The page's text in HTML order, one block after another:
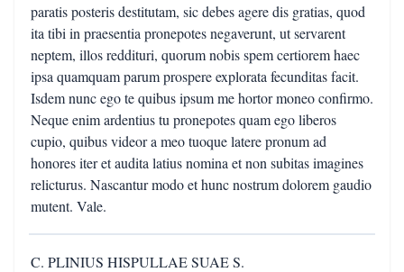
paratis posteris destitutam, sic debes agere dis gratias, quod
ita tibi in praesentia pronepotes negaverunt, ut servarent
neptem, illos reddituri, quorum nobis spem certiorem haec
ipsa quamquam parum prospere explorata fecunditas facit.
Isdem nunc ego te quibus ipsum me hortor moneo confirmo.
Neque enim ardentius tu pronepotes quam ego liberos
cupio, quibus videor a meo tuoque latere pronum ad
honores iter et audita latius nomina et non subitas imagines
relicturus. Nascantur modo et hunc nostrum dolorem gaudio
mutent. Vale.
C. PLINIUS HISPULLAE SUAE S.